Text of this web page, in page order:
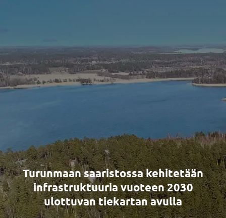
Turunmaan saaristossa kehitetään
infrastruktuuria vuoteen 2030
ulottuvan tiekartan avulla